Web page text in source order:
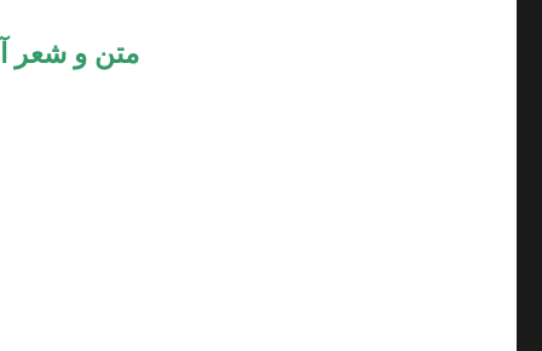
متن و شعر